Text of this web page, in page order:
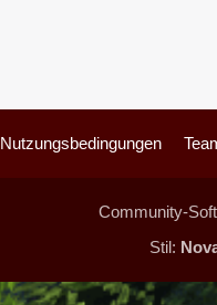
Nutzungsbedingungen
Community-
Stil: